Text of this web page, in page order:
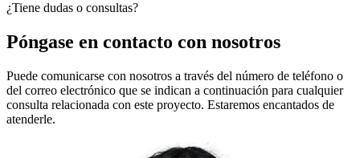
¿Tiene dudas o consultas?
Póngase en contacto con nosotros
Puede comunicarse con nosotros a través del número de teléfono o
del correo electrónico que se indican a continuación para cualquier
consulta relacionada con este proyecto. Estaremos encantados de
atenderle.